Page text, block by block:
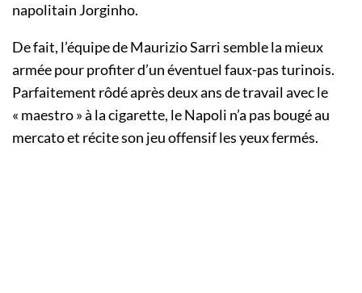
napolitain Jorginho.
De fait, l’équipe de Maurizio Sarri semble la mieux
armée pour profiter d’un éventuel faux-pas turinois.
Parfaitement rôdé après deux ans de travail avec le
« maestro » à la cigarette, le Napoli n’a pas bougé au
mercato et récite son jeu offensif les yeux fermés.